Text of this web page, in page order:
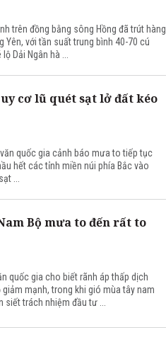
trên đồng bằng sông Hồng đã trút hàng
Yên, với tần suất trung bình 40-70 cú
Dải Ngân hà ...
cơ lũ quét sạt lở đất kéo
quốc gia cảnh báo mưa to tiếp tục
hết các tỉnh miền núi phía Bắc vào
...
Bộ mưa to đến rất to
quốc gia cho biết rãnh áp thấp dịch
giảm mạnh, trong khi gió mùa tây nam
trách nhiệm đầu tư ...